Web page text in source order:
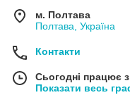
м. Полтава
Полтава, Україна
Контакти
Сьогодні працює
Показати весь